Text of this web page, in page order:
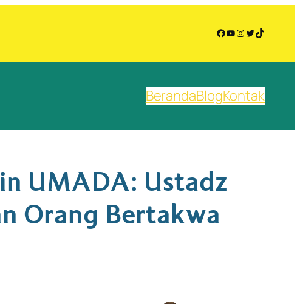
Facebook
YouTube
Instagram
Twitter
TikTok
BerandaBlogKontak
UMADA: Ustadz
Orang Bertakwa